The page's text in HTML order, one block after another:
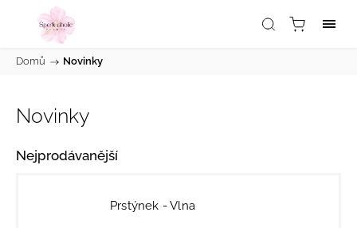
Domů / Novinky
Novinky
Nejprodávanější
Prstýnek - Vlna